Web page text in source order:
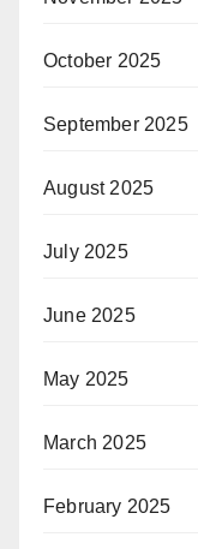
October 2025
September 2025
August 2025
July 2025
June 2025
May 2025
March 2025
February 2025